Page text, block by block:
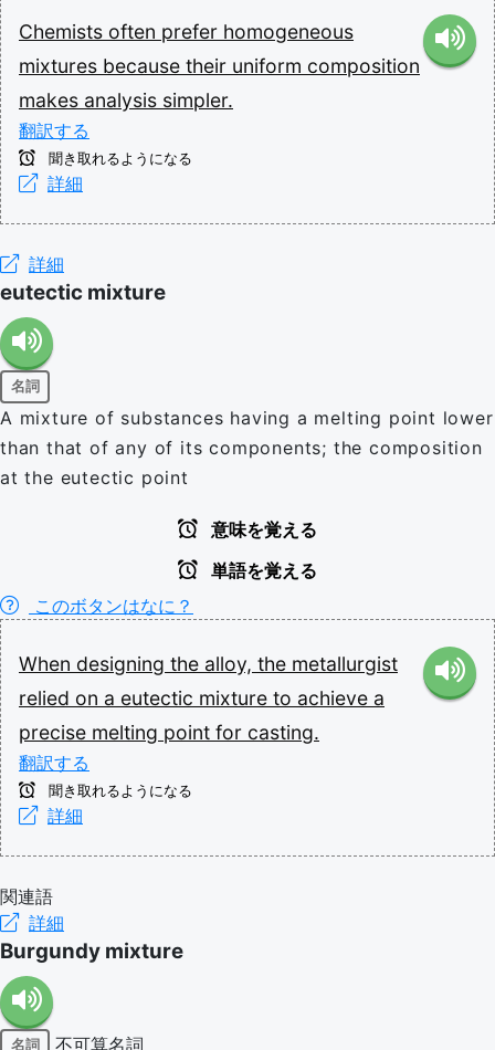
Chemists often prefer homogeneous
mixtures because their uniform composition
makes analysis simpler.
翻訳する
聞き取れるようになる
詳細
詳細
eutectic mixture
名詞
A mixture of substances having a melting point lower
than that of any of its components; the composition
at the eutectic point
意味を覚える
単語を覚える
このボタンはなに？
When designing the alloy, the metallurgist
relied on a eutectic mixture to achieve a
precise melting point for casting.
翻訳する
聞き取れるようになる
詳細
関連語
詳細
Burgundy mixture
名詞 不可算名詞